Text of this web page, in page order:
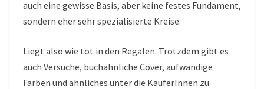
auch eine gewisse Basis, aber keine festes Fundament,
sondern eher sehr spezialisierte Kreise.
Liegt also wie tot in den Regalen. Trotzdem gibt es
auch Versuche, buchähnliche Cover, aufwändige
Farben und ähnliches unter die KäuferInnen zu